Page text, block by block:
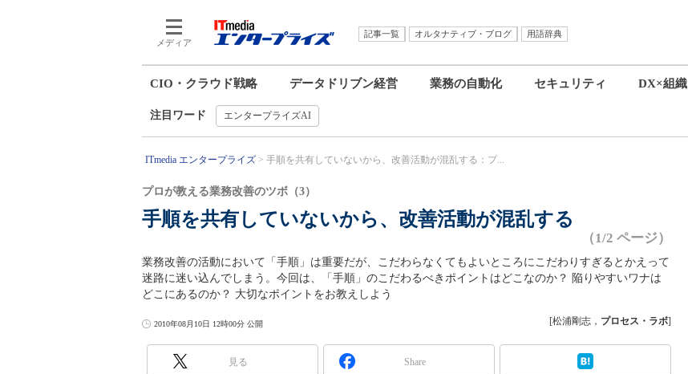
メディア
記事一覧 オルタナティブ・ブログ
用語辞典
CIO・クラウド戦略 データドリブン経営 業務の自動化 セキュリティ DX×組織
注目ワード エンタープライズAI
ITmedia エンタープライズ 手順を共有していないから、改善活動が混乱する：プ...
手順を共有していないから、改善活動が混乱する
プロが教える業務改善のツボ（3）
（1/2 ページ）
業務改善の活動において「手順」は重要だが、こだわらなくてもよいところにこだわりすぎるとかえって
迷路に迷い込んでしまう。今回は、「手順」のこだわるべきポイントはどこなのか？ 陥りやすいワナは
どこにあるのか？ 大切なポイントをお教えしよう
2010年08月10日 12時00分 公開 [松浦剛志， プロセス・ラボ]
見る Share